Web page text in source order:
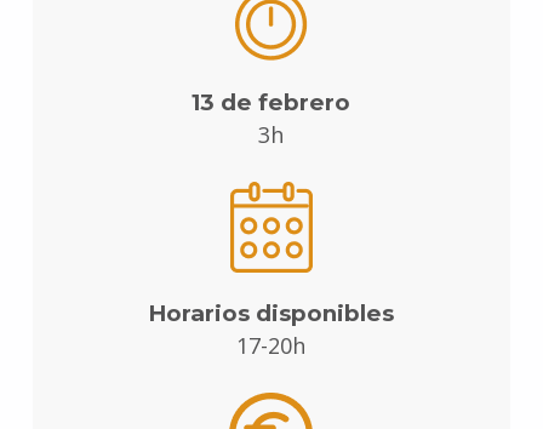
13 de febrero
3h
Horarios disponibles
17-20h